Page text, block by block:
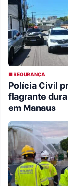
■ SEGURANÇA
Polícia Civil
flagrante
em Manaus